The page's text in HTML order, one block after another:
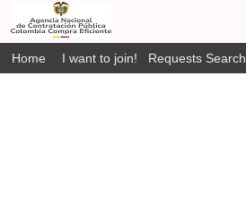
Home I want to join! Requests Search